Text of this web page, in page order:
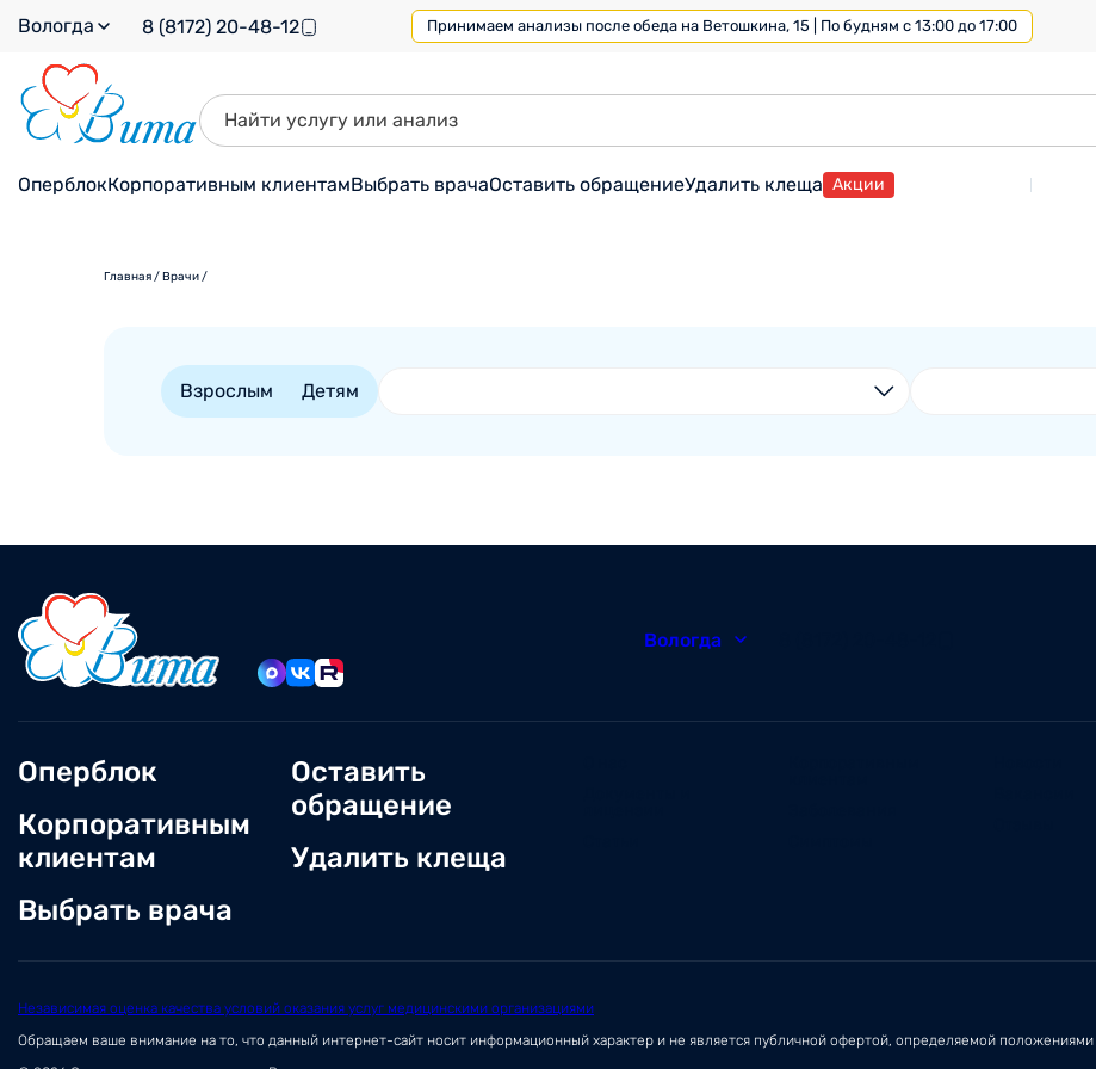
Вологда 8 (8172) 20-48-12 Принимаем анализы после обеда на Ветошкина, 15 | По будням с 13:00 до 17:00
ОперблокКорпоративным клиентамВыбрать врачаОставить обращениеУдалить клеща Акции
Главная/Врачи/
Взрослым Детям
Вологда
Оперблок
Корпоративным
клиентам
Выбрать врача
Оставить
обращение
Удалить клеща
Независимая оценка качества условий оказания услуг медицинскими организациями
Обращаем ваше внимание на то, что данный интернет-сайт носит информационный характер и не является публичной офертой, определяемой положениями